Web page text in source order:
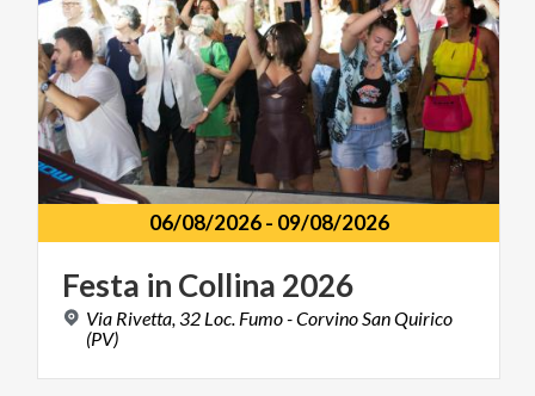
06/08/2026- 09/08/2026
Festa in Collina 2026
Via Rivetta, 32 Loc. Fumo - Corvino San Quirico
(PV)